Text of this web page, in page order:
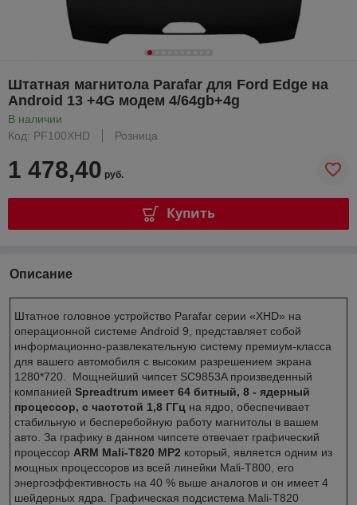
Штатная магнитола Parafar для Ford Edge на
Android 13 +4G модем 4/64gb+4g
В наличии
Код: PF100XHD
Розница
1 478,40 руб.
Купить
Описание
Штатное головное устройство Parafar серии «XHD» на
операционной системе Android 9, представляет собой
информационно-развлекательную систему премиум-класса
для вашего автомобиля с высоким разрешением экрана
1280*720. Мощнейший чипсет SC9853A произведенный
компанией Spreadtrum имеет 64 битный, 8 - ядерный
процессор, с частотой 1,8 ГГц на ядро, обеспечивает
стабильную и бесперебойную работу магнитолы в вашем
авто. За графику в данном чипсете отвечает графический
процессор ARM Mali-T820 MP2 который, является одним из
мощных процессоров из всей линейки Mali-T800, его
энергоэффективность на 40 % выше аналогов и он имеет 4
шейдерных ядра. Графическая подсистема Mali-T820